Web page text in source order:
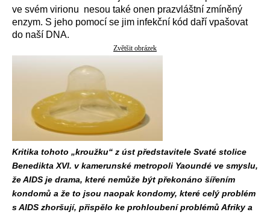
ve svém virionu nesou také onen prazvláštní zmíněný
enzym. S jeho pomocí se jim infekční kód daří vpašovat
do naší DNA.
Zvětšit obrázek
Kritika tohoto „kroužku“ z úst představitele Svaté stolice
Benedikta XVI. v kamerunské metropoli Yaoundé ve smyslu,
že AIDS je drama, které nemůže být překonáno šířením
kondomů a že to jsou naopak kondomy, které celý problém
s AIDS zhoršují, přispělo ke prohloubení problémů Afriky a